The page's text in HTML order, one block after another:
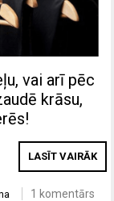
vai arī pēc
krāsu,
LASĪT VAIRĀK
1 komentārs